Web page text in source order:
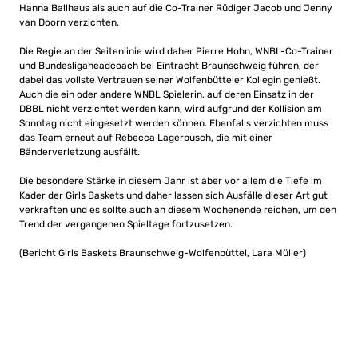
Hanna Ballhaus als auch auf die Co-Trainer Rüdiger Jacob und Jenny
van Doorn verzichten.
Die Regie an der Seitenlinie wird daher Pierre Hohn, WNBL-Co-Trainer
und Bundesligaheadcoach bei Eintracht Braunschweig führen, der
dabei das vollste Vertrauen seiner Wolfenbütteler Kollegin genießt.
Auch die ein oder andere WNBL Spielerin, auf deren Einsatz in der
DBBL nicht verzichtet werden kann, wird aufgrund der Kollision am
Sonntag nicht eingesetzt werden können. Ebenfalls verzichten muss
das Team erneut auf Rebecca Lagerpusch, die mit einer
Bänderverletzung ausfällt.
Die besondere Stärke in diesem Jahr ist aber vor allem die Tiefe im
Kader der Girls Baskets und daher lassen sich Ausfälle dieser Art gut
verkraften und es sollte auch an diesem Wochenende reichen, um den
Trend der vergangenen Spieltage fortzusetzen.
(Bericht Girls Baskets Braunschweig-Wolfenbüttel, Lara Müller)